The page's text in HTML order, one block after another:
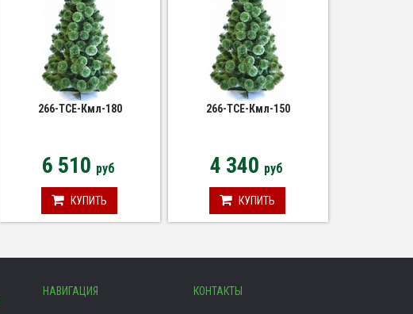
266-TCE-Кмл-180
6 510 руб
КУПИТЬ
266-TCE-Кмл-150
4 340 руб
КУПИТЬ
НАВИГАЦИЯ КОНТАКТЫ